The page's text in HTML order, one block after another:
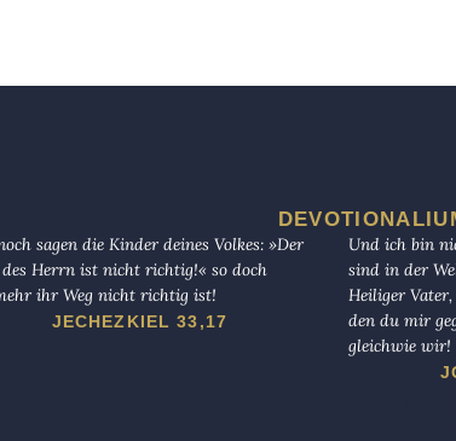
sagen die Kinder deines Volkes: »Der
des Herrn ist nicht richtig!« so doch
ihr Weg nicht richtig ist!
JECHEZKIEL 33,17
Und ich bin
sind in der
Heiliger
den du mir
gleichwie wir!